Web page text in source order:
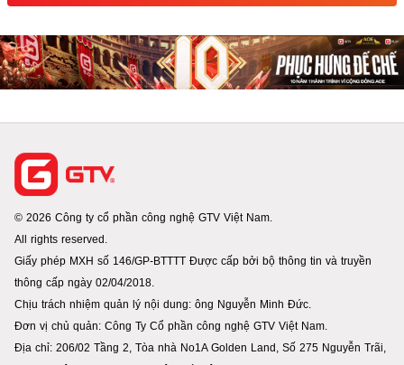
© 2026 Công ty cổ phần công nghệ GTV Việt Nam.
All rights reserved.
Giấy phép MXH số 146/GP-BTTTT Được cấp bởi bộ thông tin và truyền
thông cấp ngày 02/04/2018.
Chịu trách nhiệm quản lý nội dung: ông Nguyễn Minh Đức.
Đơn vị chủ quản: Công Ty Cổ phần công nghệ GTV Việt Nam.
Địa chỉ: 206/02 Tầng 2, Tòa nhà No1A Golden Land, Số 275 Nguyễn Trãi,